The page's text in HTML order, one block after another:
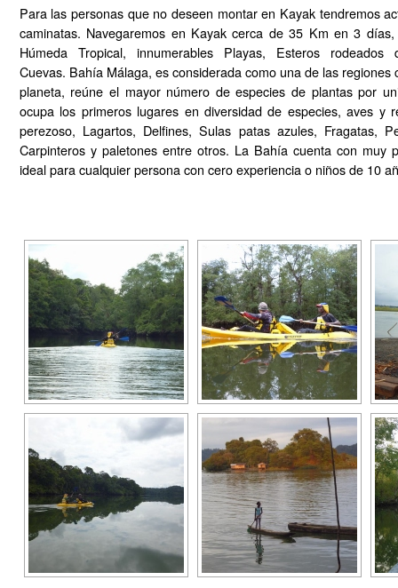
Contacto
Para las personas que no deseen montar en Kayak tendremos
caminatas. Navegaremos en Kayak cerca de 35 Km en 3
Húmeda Tropical, innumerables Playas, Esteros
Cuevas. Bahía Málaga, es considerada como una de las regiones
planeta, reúne el mayor número de especies de plantas por
ocupa los primeros lugares en diversidad de especies, aves y
perezoso, Lagartos, Delfines, Sulas patas azules, Fragatas,
Carpinteros y paletones entre otros. La Bahía cuenta con muy
ideal para cualquier persona con cero experiencia o niños de 10